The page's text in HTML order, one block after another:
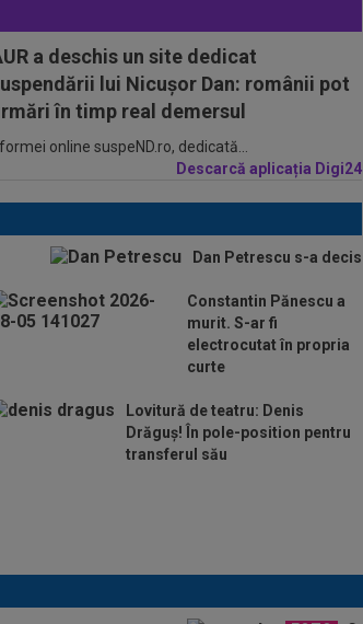
a deschis un site dedicat
lui Nicușor Dan: românii pot
în timp real demersul
online suspeND.ro, dedicată...
Descarcă aplicația Digi24
Dan Petrescu s-a decis
Constantin Pănescu a
murit. S-ar fi
electrocutat în propria
curte
Lovitură de teatru: Denis
Drăguș! În pole-position pentru
transferul său